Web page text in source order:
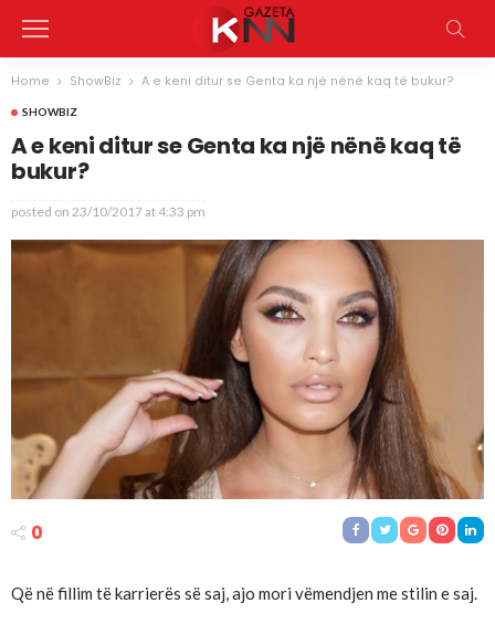
Home ShowBiz A e keni ditur se Genta ka një nënë kaq të bukur?
SHOWBIZ
A e keni ditur se Genta ka një nënë kaq të
bukur?
posted on 23/10/2017 at 4:33 pm
0
Që në fillim të karrierës së saj, ajo mori vëmendjen me stilin e saj.